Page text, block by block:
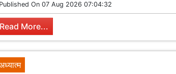
Published On 07 Aug 2026 07:04:32
Read More...